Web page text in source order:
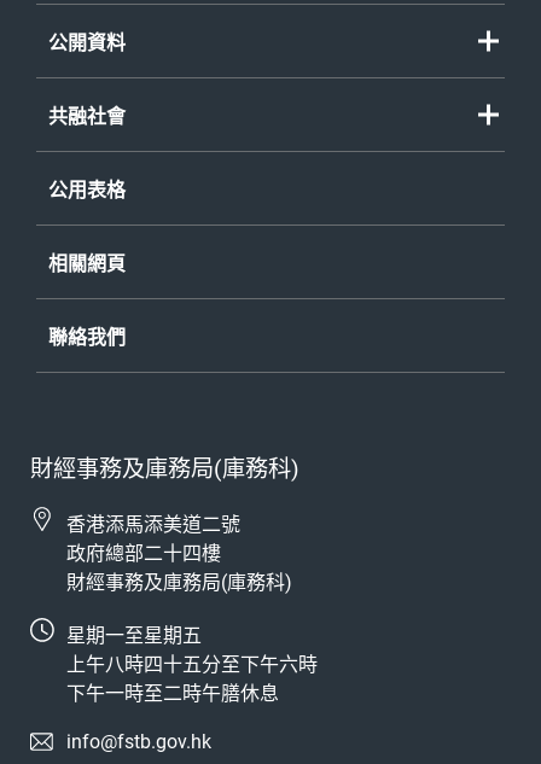
公開資料
共融社會
公用表格
相關網頁
聯絡我們
財經事務及庫務局(庫務科)
香港添馬添美道二號
政府總部二十四樓
財經事務及庫務局(庫務科)
星期一至星期五
上午八時四十五分至下午六時
下午一時至二時午膳休息
info@fstb.gov.hk